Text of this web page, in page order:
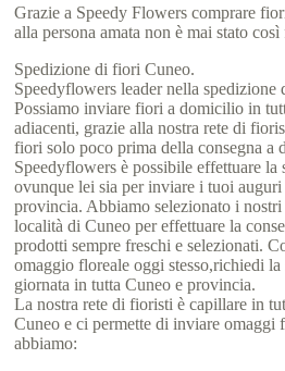
Grazie a Speedy Flowers comprare
alla persona amata non è mai stato così
Spedizione di fiori Cuneo.
Speedyflowers leader nella spedizione
Possiamo inviare fiori a domicilio in
adiacenti, grazie alla nostra rete di
fiori solo poco prima della consegna a
Speedyflowers è possibile effettuare
ovunque lei sia per inviare i tuoi auguri
provincia. Abbiamo selezionato i
località di Cuneo per effettuare la
prodotti sempre freschi e selezionati.
omaggio floreale oggi stesso,richiedi la
giornata in tutta Cuneo e provincia.
La nostra rete di fioristi è capillare in
Cuneo e ci permette di inviare omaggi
abbiamo: